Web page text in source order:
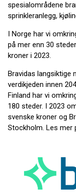
spesialområdene
sprinkleranlegg,
I Norge har vi
på mer enn 30
kroner i 2023.
Bravidas langsiktige
verdikjeden innen
Finland har vi
180 steder. I 2023
svenske kroner og
Stockholm. Les mer